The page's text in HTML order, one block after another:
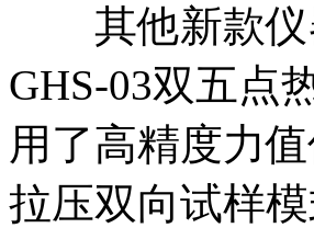
其他新款仪
GHS-03双五点
用了高精度力
拉压双向试样